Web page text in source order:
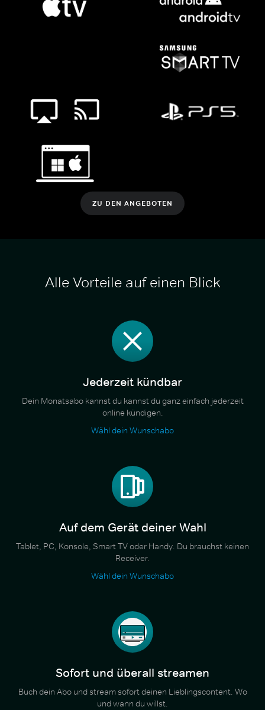
ZU DEN ANGEBOTEN
Alle Vorteile auf einen Blick
Jederzeit kündbar
Dein Monatsabo kannst du kannst du ganz einfach jederzeit
online kündigen.
Wähl dein Wunschabo
Auf dem Gerät deiner Wahl
Tablet, PC, Konsole, Smart TV oder Handy. Du brauchst keinen
Receiver.
Wähl dein Wunschabo
Sofort und überall streamen
Buch dein Abo und stream sofort deinen Lieblingscontent. Wo
und wann du willst.